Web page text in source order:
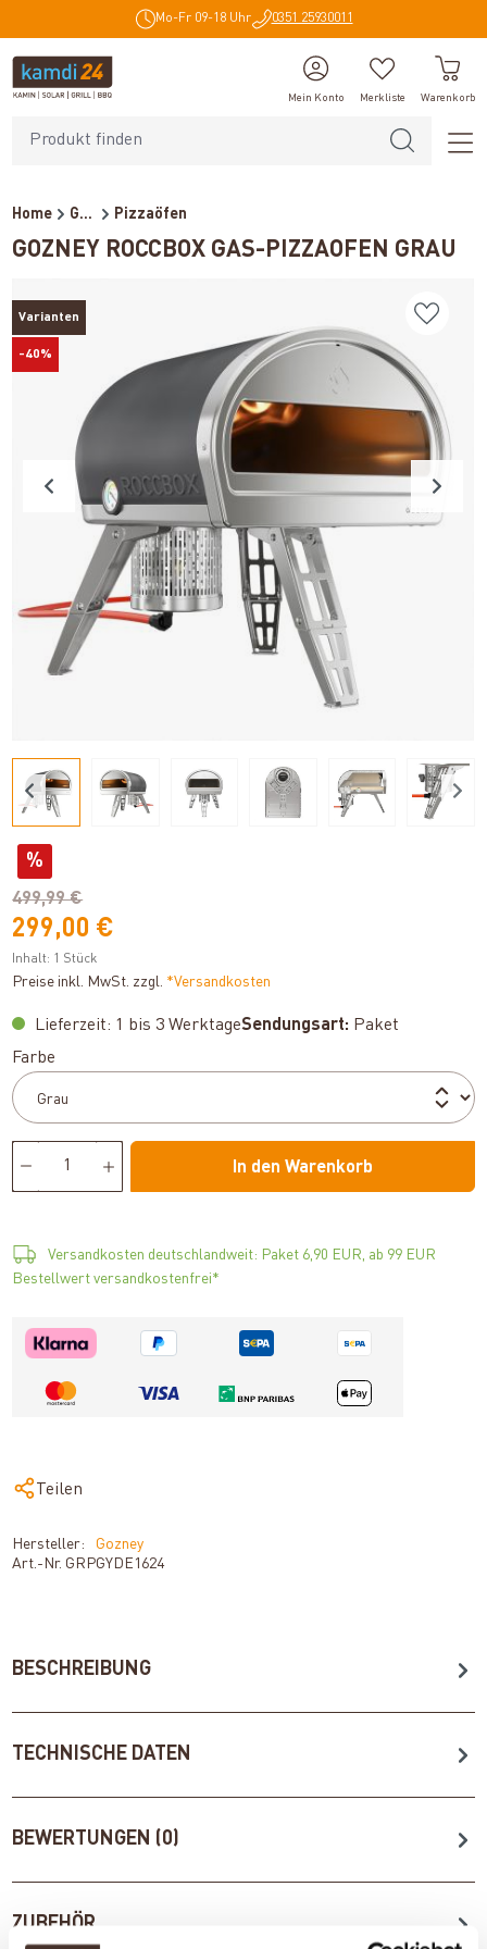
Mo-Fr 09-18 Uhr 0351 25930011
Mein Konto Merkliste Warenkorb
Home Grills Pizzaöfen
GOZNEY ROCCBOX GAS-PIZZAOFEN GRAU
Varianten
-40%
%
499,99 €
299,00 €
Inhalt: 1 Stück
Preise inkl. MwSt. zzgl. *Versandkosten
Lieferzeit: 1 bis 3 WerktageSendungsart: Paket
Farbe
In den Warenkorb
Versandkosten deutschlandweit: Paket 6,90 EUR, ab 99 EUR
Bestellwert versandkostenfrei*
Teilen
Hersteller:
Gozney
Art.-Nr. GRPGYDE1624
BESCHREIBUNG
TECHNISCHE DATEN
BEWERTUNGEN (0)
ZUBEHÖR